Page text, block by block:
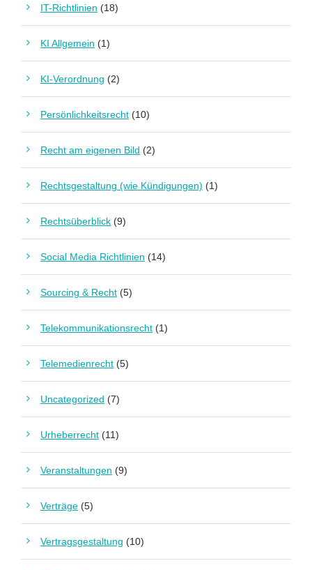
IT-Richtlinien (18)
KI Allgemein (1)
KI-Verordnung (2)
Persönlichkeitsrecht (10)
Recht am eigenen Bild (2)
Rechtsgestaltung (wie Kündigungen) (1)
Rechtsüberblick (9)
Social Media Richtlinien (14)
Sourcing & Recht (5)
Telekommunikationsrecht (1)
Telemedienrecht (5)
Uncategorized (7)
Urheberrecht (11)
Veranstaltungen (9)
Verträge (5)
Vertragsgestaltung (10)